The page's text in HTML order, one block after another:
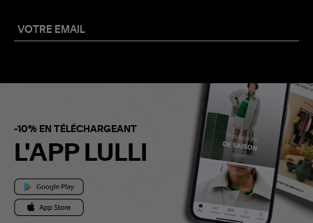
-10% EN TÉLÉCHARGEANT
L'APP LULLI